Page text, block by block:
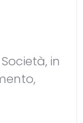
in